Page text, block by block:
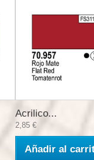
Acrilico...
2,85 €
Añadir al